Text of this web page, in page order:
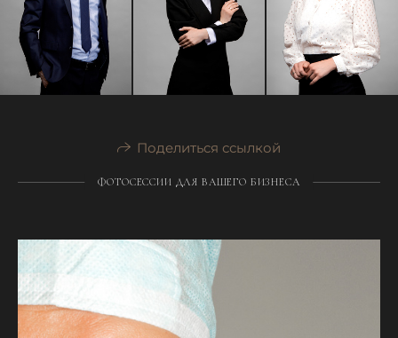
Поделиться ссылкой
ФОТОСЕССИИ ДЛЯ ВАШЕГО БИЗНЕСА